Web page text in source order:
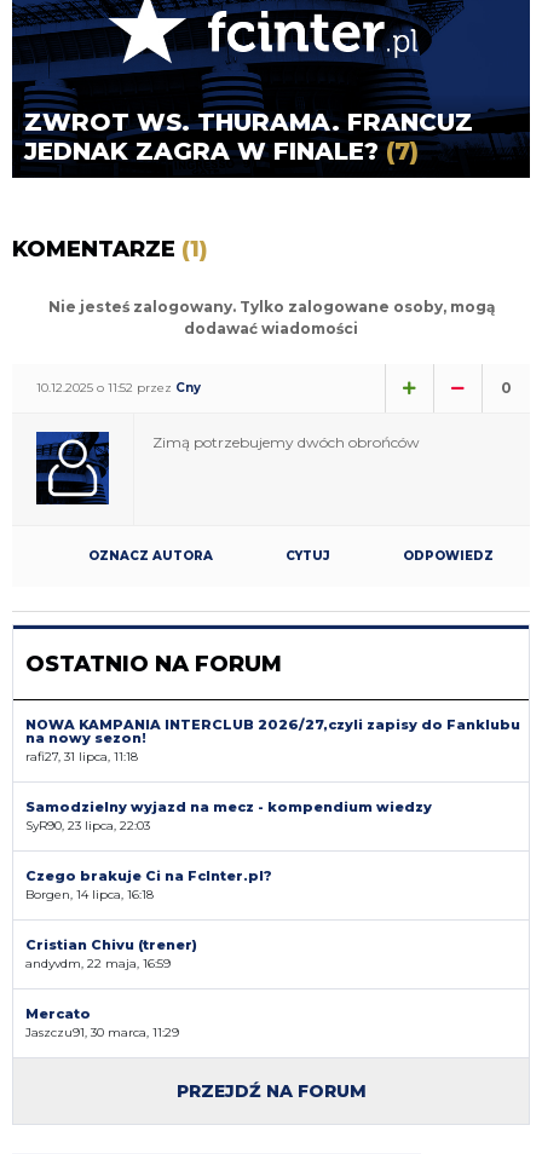
ZWROT WS. THURAMA. FRANCUZ
JEDNAK ZAGRA W FINALE? (7)
KOMENTARZE (1)
Nie jesteś zalogowany. Tylko zalogowane osoby, mogą
dodawać wiadomości
10.12.2025 o 11:52 przez Cny 0
Zimą potrzebujemy dwóch obrońców
OZNACZ AUTORA CYTUJ ODPOWIEDZ
OSTATNIO NA FORUM
NOWA KAMPANIA INTERCLUB 2026/27,czyli zapisy do Fanklubu
na nowy sezon!
rafi27, 31 lipca, 11:18
Samodzielny wyjazd na mecz - kompendium wiedzy
SyR90, 23 lipca, 22:03
Czego brakuje Ci na FcInter.pl?
Borgen, 14 lipca, 16:18
Cristian Chivu (trener)
andyvdm, 22 maja, 16:59
Mercato
Jaszczu91, 30 marca, 11:29
PRZEJDŹ NA FORUM